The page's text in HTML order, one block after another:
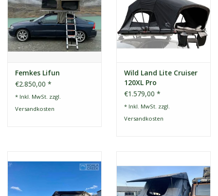
Femkes Lifun
€2.850,00 *
* Inkl. MwSt. zzgl.
Versandkosten
Wild Land Lite Cruiser
120XL Pro
€1.579,00 *
* Inkl. MwSt. zzgl.
Versandkosten